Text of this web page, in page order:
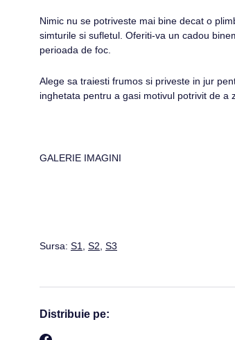
Nimic nu se potriveste mai bine decat o
simturile si sufletul. Oferiti-va un cadou
perioada de foc.
Alege sa traiesti frumos si priveste in jur
inghetata pentru a gasi motivul potrivit de a
GALERIE IMAGINI
Sursa: S1 S2 S3
Distribuie pe: